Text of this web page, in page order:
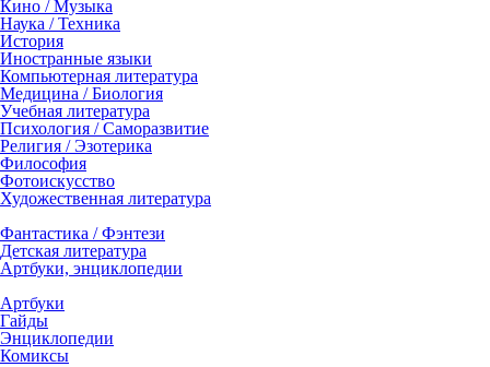
Кино / Музыка
Наука / Техника
История
Иностранные языки
Компьютерная литература
Медицина / Биология
Учебная литература
Психология / Саморазвитие
Религия / Эзотерика
Философия
Фотоискусство
Художественная литература
Фантастика / Фэнтези
Детская литература
Артбуки, энциклопедии
Артбуки
Гайды
Энциклопедии
Комиксы